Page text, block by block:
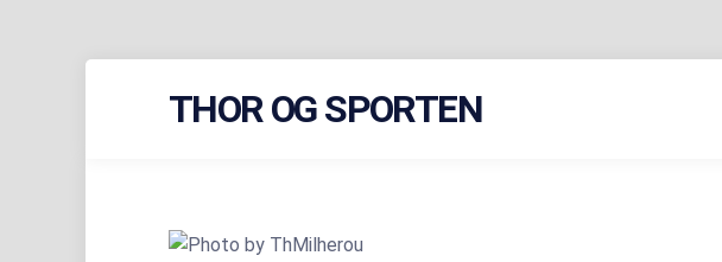
THOR OG SPORTEN